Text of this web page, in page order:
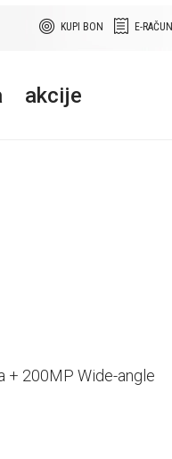
E-RAČUN
KUPI BON
akcije
+ 200MP Wide-angle